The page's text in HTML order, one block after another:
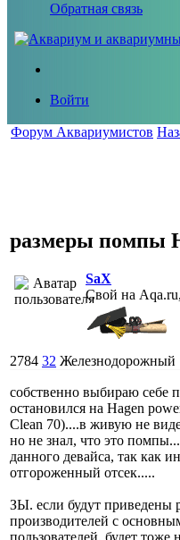
Обратная связь
Войти
Форум Аквариумистов
размеры помпы
SaX
Свой на
2784 32 Железнодорожный
собственно выбираю себе
остановился на Hagen
Clean 70)....в живую не
но не знал, что это
данного девайса, так как
отгороженный отсек.....
ЗЫ. если будут приведены
производителей с
пользователей, будет тоже